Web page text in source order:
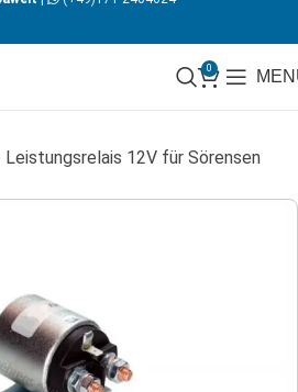
0
Leistungsrelais 12V für Sörensen